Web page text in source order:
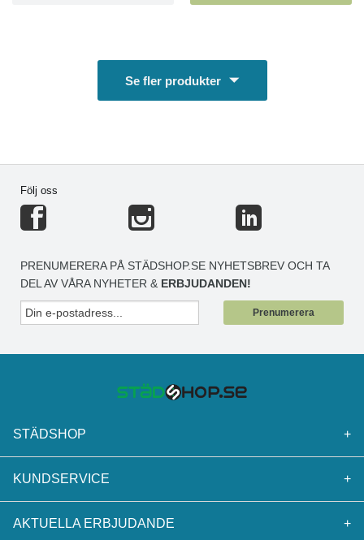
Se fler produkter
Följ oss
PRENUMERERA PÅ STÄDSHOP.SE NYHETSBREV OCH TA
DEL AV VÅRA NYHETER & ERBJUDANDEN!
Prenumerera
STÄDSHOP +
KUNDSERVICE +
AKTUELLA ERBJUDANDE +